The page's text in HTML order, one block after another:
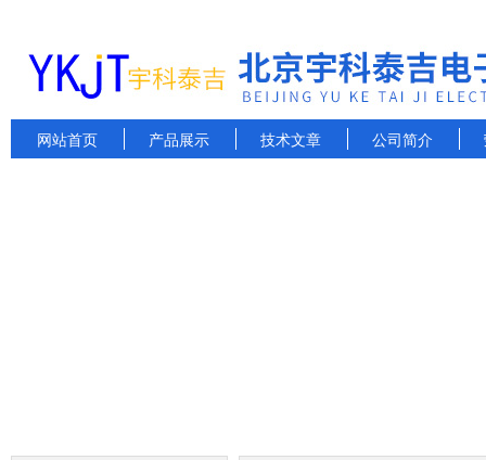
网站首页 产品展示 技术文章 公司简介